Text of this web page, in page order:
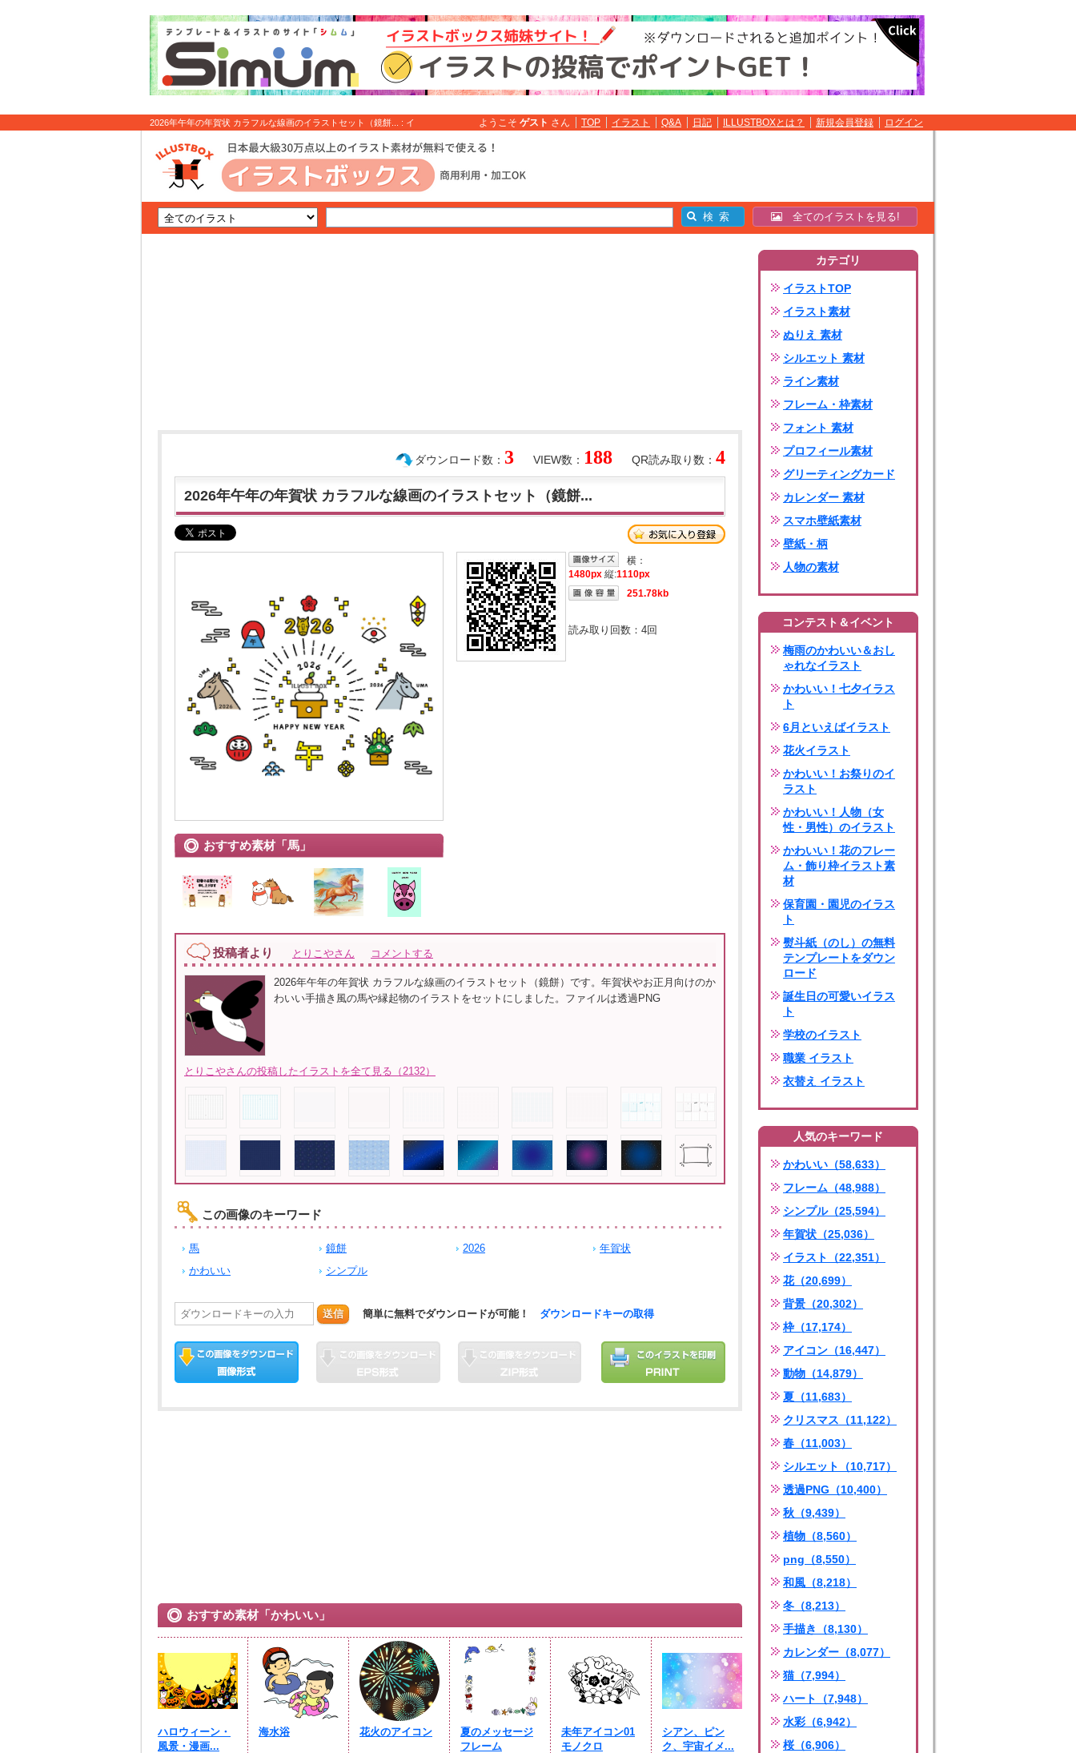
2026年午年の年賀状 カラフルな線画のイラストセット（鏡餅... : イ
ようこそ ゲスト さん TOP イラスト Q&A 日記 ILLUSTBOXとは？ 新規会員登録 ログイン
全てのイラストを見る!
QR読み取り数： 4
VIEW数： 188
ダウンロード数： 3
2026年午年の年賀状 カラフルな線画のイラストセット（鏡餅...
おすすめ素材「馬」
横：
1480px 縦:1110px
251.78kb
読み取り回数： 4回
投稿者より とりこやさん コメントする
2026年午年の年賀状 カラフルな線画のイラストセット（鏡餅）です。年賀状やお正月向けのか
わいい手描き風の馬や縁起物のイラストをセットにしました。ファイルは透過PNG
とりこやさんの投稿したイラストを全て見る（2132）
この画像のキーワード
馬 鏡餅 2026
年賀状
かわいい
シンプル
送信 簡単に無料でダウンロードが可能！ ダウンロードキーの取得
おすすめ素材「かわいい」
ハロウィーン・
風景・漫画...
海水浴 花火のアイコン
夏のメッセージ
フレーム
未年アイコン01
モノクロ
シアン、ピン
ク、宇宙イメ...
カテゴリ
イラストTOP
イラスト素材
ぬりえ 素材
シルエット 素材
ライン素材
フレーム・枠素材
フォント 素材
プロフィール素材
グリーティングカード
カレンダー 素材
スマホ壁紙素材
壁紙・柄
人物の素材
コンテスト＆イベント
梅雨のかわいい＆おし
ゃれなイラスト
かわいい！七夕イラス
ト
6月といえばイラスト
花火イラスト
かわいい！お祭りのイ
ラスト
かわいい！人物（女
性・男性）のイラスト
かわいい！花のフレー
ム・飾り枠イラスト素
材
保育園・園児のイラス
ト
熨斗紙（のし）の無料
テンプレートをダウン
ロード
誕生日の可愛いイラス
ト
学校のイラスト
職業 イラスト
衣替え イラスト
人気のキーワード
かわいい（58,633）
フレーム（48,988）
シンプル（25,594）
年賀状（25,036）
イラスト（22,351）
花（20,699）
背景（20,302）
枠（17,174）
アイコン（16,447）
動物（14,879）
夏（11,683）
クリスマス（11,122）
春（11,003）
シルエット（10,717）
透過PNG（10,400）
秋（9,439）
植物（8,560）
png（8,550）
和風（8,218）
冬（8,213）
手描き（8,130）
カレンダー（8,077）
猫（7,994）
ハート（7,948）
水彩（6,942）
桜（6,906）